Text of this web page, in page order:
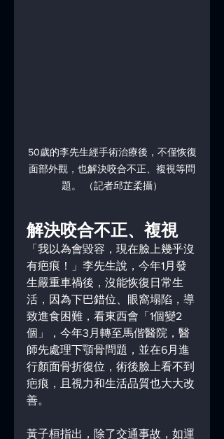
50歲的李先生經手術治療後，不僅恢復
面部外觀，也解決咬合不正、複視等問
題。 （記者邱芷柔攝）
解決咬合不正、複視
「我以為會毀容，現在臉上幾乎沒
有疤痕！」李先生說，今年1月發
生嚴重車禍後，沒能恢復日常生
活，因為下巴錯位、眼窩塌陷，導
致進食困難，看東西會「1個變2
個」，今年3月轉至馬偕醫院，醫
師先處理下顎骨問題，並在6月進
行顏面骨折復位，術後臉上看不到
疤痕，且視力和生活品質也大大改
善。
黃子桓指出，除了交通事故，如運